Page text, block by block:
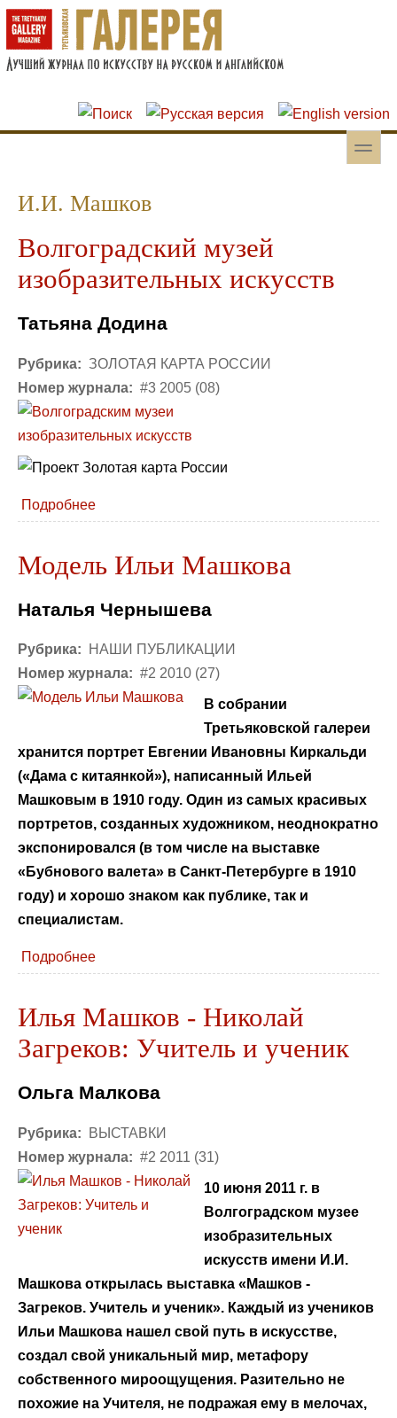
Перейти к основному содержанию
Skip to search
toggle
И.И. Машков
Волгоградский музей
изобразительных искусств
Татьяна Додина
Рубрика: ЗОЛОТАЯ КАРТА РОССИИ
Номер журнала: #3 2005 (08)
Подробнее
Модель Ильи Машкова
Наталья Чернышева
Рубрика:
НАШИ ПУБЛИКАЦИИ
Номер журнала: #2 2010 (27)
В собрании
Третьяковской галереи
хранится портрет Евгении Ивановны Киркальди
(«Дама с китаянкой»), написанный Ильей
Машковым в 1910 году. Один из самых красивых
портретов, созданных художником, неоднократно
экспонировался (в том числе на выставке
«Бубнового валета» в Санкт-Петербурге в 1910
году) и хорошо знаком как публике, так и
специалистам.
Подробнее
Илья Машков - Николай
Загреков: Учитель и ученик
Ольга Малкова
Рубрика:
ВЫСТАВКИ
Номер журнала: #2 2011 (31)
10 июня 2011 г. в
Волгоградском музее
изобразительных
искусств имени И.И.
Машкова открылась выставка «Машков -
Загреков. Учитель и ученик». Каждый из учеников
Ильи Машкова нашел свой путь в искусстве,
создал свой уникальный мир, метафору
собственного мироощущения. Разительно не
похожие на Учителя, не подражая ему в мелочах,